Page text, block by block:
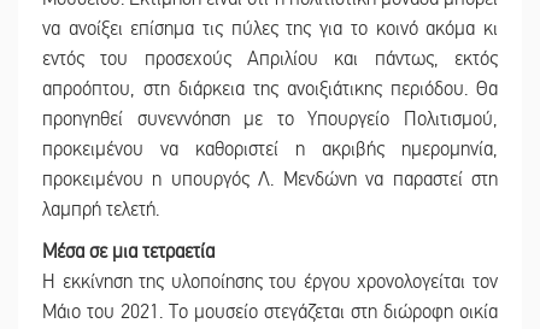
να ανοίξει επίσημα τις πύλες της για το κοινό ακόμα κι
εντός του προσεχούς Απριλίου και πάντως, εκτός
απροόπτου, στη διάρκεια της ανοιξιάτικης περιόδου. Θα
προηγηθεί συνεννόηση με το Υπουργείο Πολιτισμού,
προκειμένου να καθοριστεί η ακριβής ημερομηνία,
προκειμένου η υπουργός Λ. Μενδώνη να παραστεί στη
λαμπρή τελετή.
Μέσα σε μια τετραετία
Η εκκίνηση της υλοποίησης του έργου χρονολογείται τον
Μάιο του 2021. Το μουσείο στεγάζεται στη διώροφη οικία